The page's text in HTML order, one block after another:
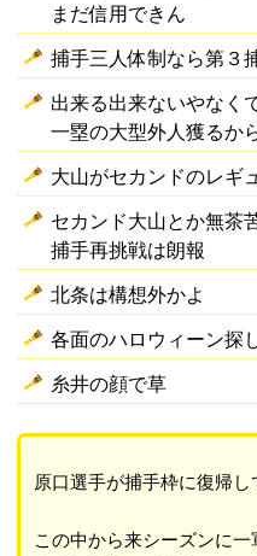
まだ信用できん
捕手三人体制なら第３
出来る出来ないやなく
一塁の大型外人獲るか
大山がセカンドのレギ
セカンド大山とか無茶
捕手再挑戦は朗報
北条は構想外かよ
各面のハロウィーン探
糸井の顔で草
原口選手が捕手枠に復帰し
この中から来シーズンに